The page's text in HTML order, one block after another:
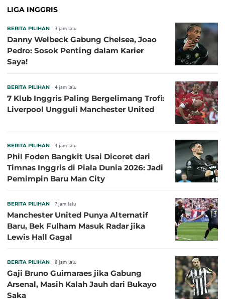
LIGA INGGRIS
BERITA PILIHAN 3 jam lalu
Danny Welbeck Gabung Chelsea, Joao
Pedro: Sosok Penting dalam Karier
Saya!
BERITA PILIHAN 4 jam lalu
7 Klub Inggris Paling Bergelimang Trofi:
Liverpool Ungguli Manchester United
BERITA PILIHAN 4 jam lalu
Phil Foden Bangkit Usai Dicoret dari
Timnas Inggris di Piala Dunia 2026: Jadi
Pemimpin Baru Man City
BERITA PILIHAN 7 jam lalu
Manchester United Punya Alternatif
Baru, Bek Fulham Masuk Radar jika
Lewis Hall Gagal
BERITA PILIHAN 8 jam lalu
Gaji Bruno Guimaraes jika Gabung
Arsenal, Masih Kalah Jauh dari Bukayo
Saka